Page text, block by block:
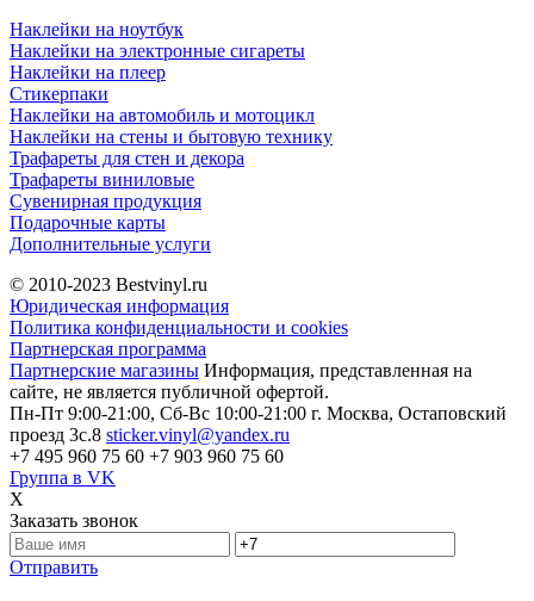
Наклейки на ноутбук
Наклейки на электронные сигареты
Наклейки на плеер
Стикерпаки
Наклейки на автомобиль и мотоцикл
Наклейки на стены и бытовую технику
Трафареты для стен и декора
Трафареты виниловые
Сувенирная продукция
Подарочные карты
Дополнительные услуги
© 2010-2023 Bestvinyl.ru
Юридическая информация
Политика конфиденциальности и cookies
Партнерская программа
Партнерские магазины Информация, представленная на
сайте, не является публичной офертой.
Пн-Пт 9:00-21:00, Сб-Вс 10:00-21:00 г. Москва, Остаповский
проезд 3с.8 sticker.vinyl@yandex.ru
+7 495 960 75 60 +7 903 960 75 60
Группа в VK
X
Заказать звонок
Отправить